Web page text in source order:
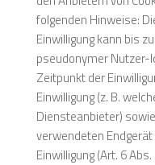
folgenden Hinweise:
Einwilligung kann bis
pseudonymer Nutzer-
Zeitpunkt der
Einwilligung (z. B.
Diensteanbieter)
verwendeten
Einwilligung (Art. 6 Abs.